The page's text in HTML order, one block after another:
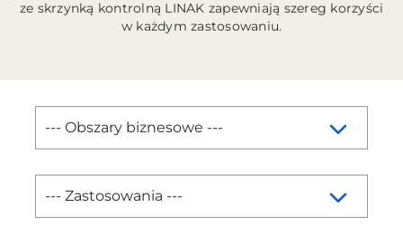
ze skrzynką kontrolną LINAK zapewniają szereg korzyści
w każdym zastosowaniu.